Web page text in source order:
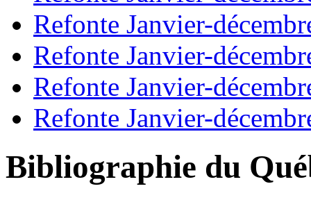
Refonte Janvier-
Refonte Janvier-
Refonte Janvier-
Refonte Janvier-
Bibliographie du